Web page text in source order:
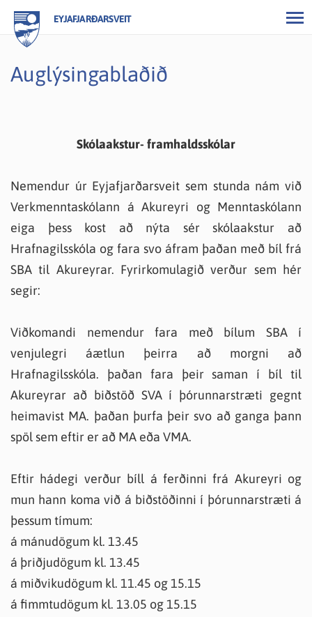
EYJAFJARÐARSVEIT
Auglýsingablaðið
Skólaakstur- framhaldsskólar
Nemendur úr Eyjafjarðarsveit sem stunda nám við
Verkmenntaskólann á Akureyri og Menntaskólann
eiga þess kost að nýta sér skólaakstur að
Hrafnagilsskóla og fara svo áfram þaðan með bíl frá
SBA til Akureyrar. Fyrirkomulagið verður sem hér
segir:
Viðkomandi nemendur fara með bílum SBA í
venjulegri áætlun þeirra að morgni að
Hrafnagilsskóla. þaðan fara þeir saman í bíl til
Akureyrar að biðstöð SVA í þórunnarstræti gegnt
heimavist MA. þaðan þurfa þeir svo að ganga þann
spöl sem eftir er að MA eða VMA.
Eftir hádegi verður bíll á ferðinni frá Akureyri og
mun hann koma við á biðstöðinni í þórunnarstræti á
þessum tímum:
á mánudögum kl. 13.45
á þriðjudögum kl. 13.45
á miðvikudögum kl. 11.45 og 15.15
á fimmtudögum kl. 13.05 og 15.15